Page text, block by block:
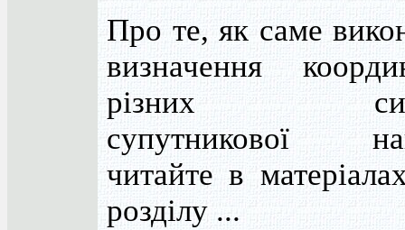
Про те, як саме
визначення
різних
супутникової
читайте в
розділу ...